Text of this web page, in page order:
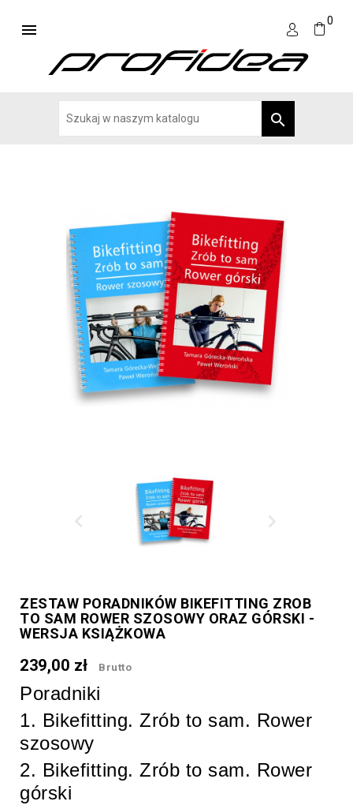
 0

 
ZESTAW PORADNIKÓW BIKEFITTING ZROB
TO SAM ROWER SZOSOWY ORAZ GÓRSKI -
WERSJA KSIĄŻKOWA
239,00 zł Brutto
Poradniki
1. Bikefitting. Zrób to sam. Rower
szosowy
2. Bikefitting. Zrób to sam. Rower
górski